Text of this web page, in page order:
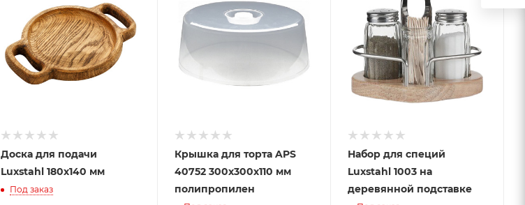
Доска для подачи
Luxstahl 180х140 мм
Под заказ
Крышка для торта APS
40752 300х300х110 мм
полипропилен
Набор для специй
Luxstahl 1003 на
деревянной подставке